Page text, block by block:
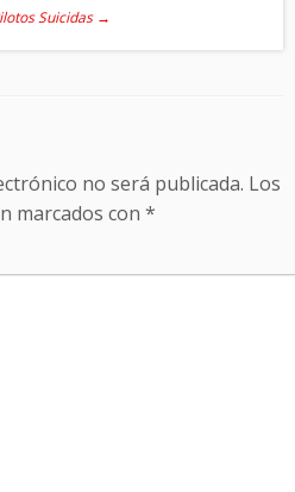
Suicidas →
no será publicada. Los
marcados con *